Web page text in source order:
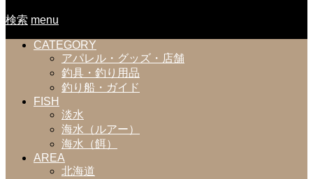
検索 menu
CATEGORY
アパレル・グッズ・店舗
釣具・釣り用品
釣り船・ガイド
FISH
淡水
海水（ルアー）
海水（餌）
AREA
北海道